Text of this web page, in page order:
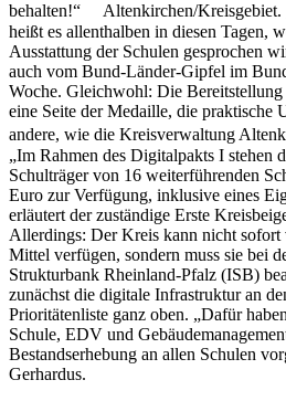
behalten!“ Altenkirchen/Kreisgebiet.
heißt es allenthalben in diesen Tagen,
Ausstattung der Schulen gesprochen
auch vom Bund-Länder-Gipfel im
Woche. Gleichwohl: Die
eine Seite der Medaille, die praktische
andere, wie die Kreisverwaltung
„Im Rahmen des Digitalpakts I stehen
Schulträger von 16 weiterführenden
Euro zur Verfügung, inklusive eines
erläutert der zuständige Erste
Allerdings: Der Kreis kann nicht
Mittel verfügen, sondern muss sie bei
Strukturbank Rheinland-Pfalz (ISB)
zunächst die digitale Infrastruktur an
Prioritätenliste ganz oben. „Dafür
Schule, EDV und
Bestandserhebung an allen Schulen
Gerhardus.